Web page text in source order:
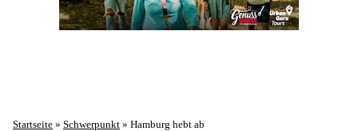
Startseite » Schwerpunkt » Hamburg hebt ab